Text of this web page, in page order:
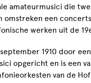
amateurmusici die
omstreken een
werken uit de
1910 door
opgericht en is een
van de